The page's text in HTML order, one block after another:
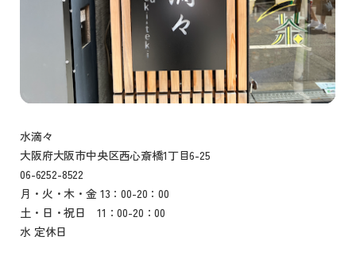
水滴々
大阪府大阪市中央区西心斎橋1丁目6-25
06-6252-8522
月・火・木・金 13：00-20：00
土・日・祝日 11：00-20：00
水 定休日